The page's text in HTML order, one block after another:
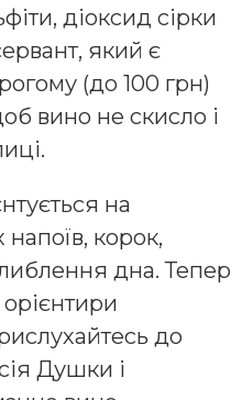
діоксид сірки
який є
(до 100 грн)
вино не скисло і
на
корок,
дна. Тепер
до
Душки і